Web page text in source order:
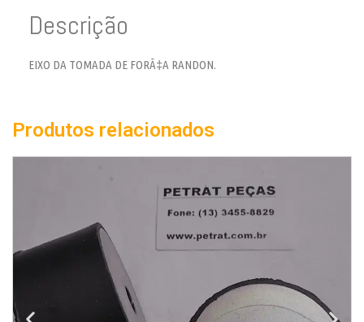
Descrição
EIXO DA TOMADA DE FORÃ‡A RANDON.
Produtos relacionados